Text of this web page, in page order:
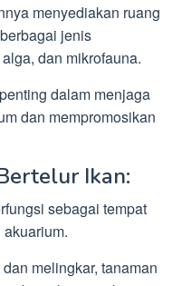
menyediakan ruang
jenis
dan mikrofauna.
dalam menjaga
dan mempromosikan
Ikan:
sebagai tempat
melingkar, tanaman